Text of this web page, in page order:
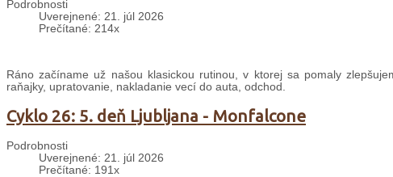
Podrobnosti
Uverejnené: 21. júl 2026
Prečítané: 214x
Ráno začíname už našou klasickou rutinou, v ktorej sa pomaly
raňajky, upratovanie, nakladanie vecí do auta, odchod.
Cyklo 26: 5. deň Ljubljana - Monfalcone
Podrobnosti
Uverejnené: 21. júl 2026
Prečítané: 191x